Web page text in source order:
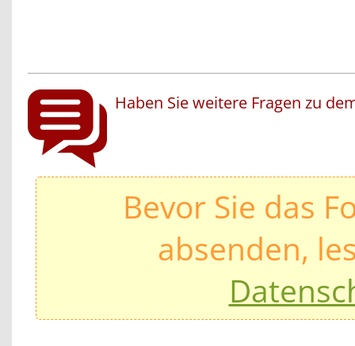
Haben Sie weitere Fragen zu
Bevor Sie das
absenden,